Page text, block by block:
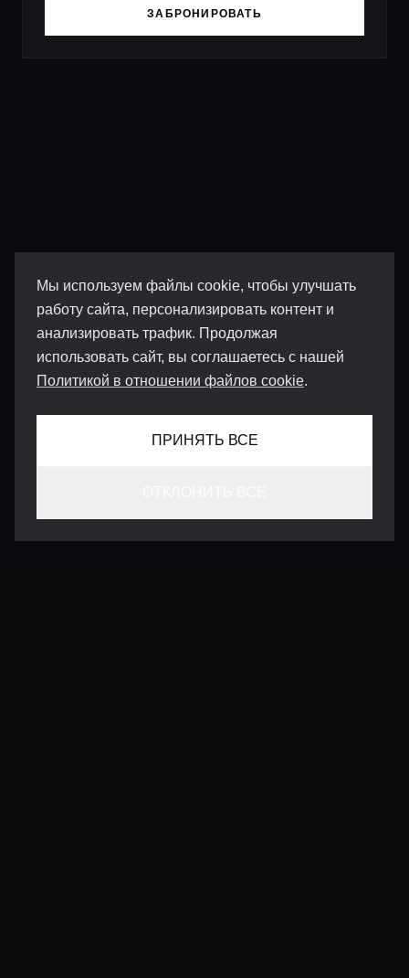
Мы используем файлы cookie, чтобы улучшать
работу сайта, персонализировать контент и
анализировать трафик. Продолжая
использовать сайт, вы соглашаетесь с нашей
Политикой в отношении файлов cookie.
ПРИНЯТЬ ВСЕ
ЗАБРОНИРОВАТЬ